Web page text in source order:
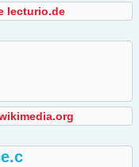
lecturio.de